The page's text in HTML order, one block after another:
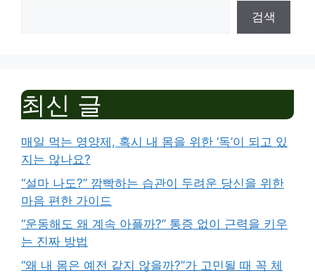
검색
최신 글
매일 먹는 영양제, 혹시 내 몸을 위한 ‘독’이 되고 있
지는 않나요?
“설마 나도?” 깜빡하는 습관이 두려운 당신을 위한
마음 편한 가이드
“운동해도 왜 계속 아플까?” 통증 없이 근력을 키우
는 진짜 방법
“왜 내 몸은 예전 같지 않을까?”가 고민될 때 꼭 체